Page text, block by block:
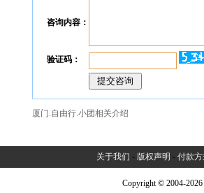
咨询内容：
验证码：
厦门.自由行.小团相关介绍
关于我们 - 版权声明 - 付款
Copyright © 2004-